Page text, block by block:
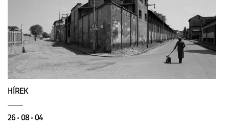
HÍREK
26 • 08 • 04